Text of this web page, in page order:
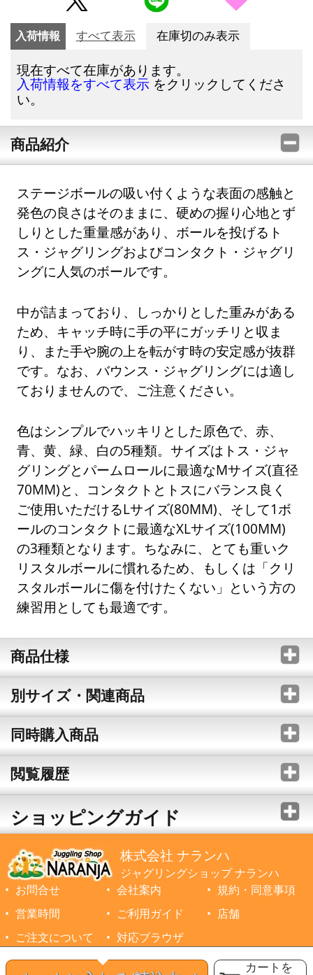
カートを
入荷情報 すべて表示 在庫切のみ表示
現在すべて在庫があります。
入荷情報をすべて表示 をクリックしてくださ
い。
商品紹介
ステージボールの吸い付くような表面の感触と
発色の良さはそのままに、硬めの握り心地とず
しりとした重量感があり、ボールを投げるト
ス・ジャグリングおよびコンタクト・ジャグリ
ングに人気のボールです。
中が詰まっており、しっかりとした重みがある
ため、キャッチ時に手の平にガッチリと収ま
り、また手や腕の上を転がす時の安定感が抜群
です。なお、バウンス・ジャグリングには適し
ておりませんので、ご注意ください。
色はシンプルでハッキリとした原色で、赤、
青、黄、緑、白の5種類。サイズはトス・ジャ
グリングとパームロールに最適なMサイズ(直径
70MM)と、コンタクトとトスにバランス良く
ご使用いただけるLサイズ(80MM)、そして1ボ
ールのコンタクトに最適なXLサイズ(100MM)
の3種類となります。ちなみに、とても重いク
リスタルボールに慣れるため、もしくは「クリ
スタルボールに傷を付けたくない」という方の
練習用としても最適です。
商品仕様
別サイズ・関連商品
同時購入商品
閲覧履歴
ショッピングガイド
株式会社 ナランハ
ジャグリングショップ ナランハ
お問合せ
会社案内
規約・同意事項
営業時間
ご利用ガイド
店舗
ご注文について
対応ブラウザ
©1999-2026 NARANJA Inc. All Rights Reserved.